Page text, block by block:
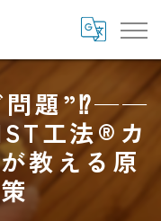
問題”⁉──
工法®カ
教える原